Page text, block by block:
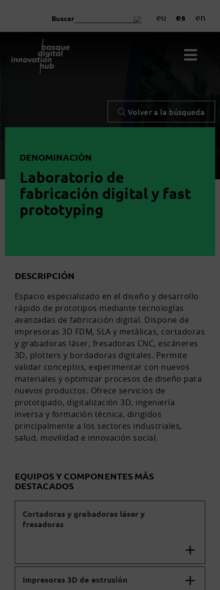
eu es en
Buscar
Volver a la búsqueda
DENOMINACIÓN
Laboratorio de
fabricación digital y fast
prototyping
DESCRIPCIÓN
Espacio especializado en el diseño y desarrollo
rápido de prototipos mediante tecnologías
avanzadas de fabricación digital. Dispone de
impresoras 3D FDM, SLA y metálicas, cortadoras
y grabadoras láser, fresadoras CNC, escáneres
3D, plotters y bordadoras digitales. Permite
validar conceptos, experimentar con nuevos
materiales y optimizar procesos de diseño para
nuevos productos. Ofrece servicios de
prototipado, digitalización 3D, ingeniería
inversa y formación técnica, dirigidos
principalmente a los sectores industriales,
salud, movilidad e innovación social.
EQUIPOS Y COMPONENTES MÁS
DESTACADOS
Cortadoras y grabadoras láser y
fresadoras
Impresoras 3D de extrusión